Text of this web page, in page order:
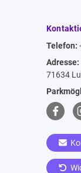
Telefon:
Adresse:
71634